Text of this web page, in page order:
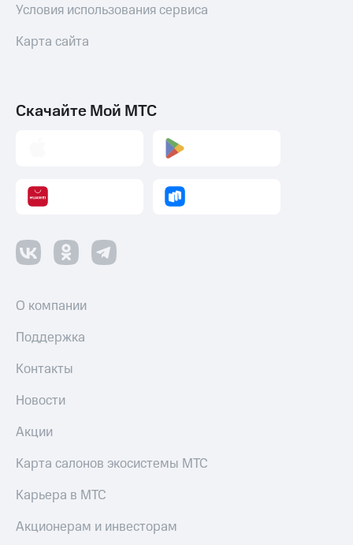
Условия использования сервиса
Карта сайта
Скачайте Мой МТС
О компании
Поддержка
Контакты
Новости
Акции
Карта салонов экосистемы МТС
Карьера в МТС
Акционерам и инвесторам